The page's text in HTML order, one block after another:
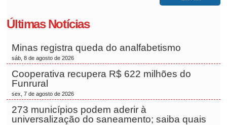
Últimas Notícias
Minas registra queda do analfabetismo
sáb, 8 de agosto de 2026
Cooperativa recupera R$ 622 milhões do
Funrural
sex, 7 de agosto de 2026
273 municípios podem aderir à
universalização do saneamento; saiba quais